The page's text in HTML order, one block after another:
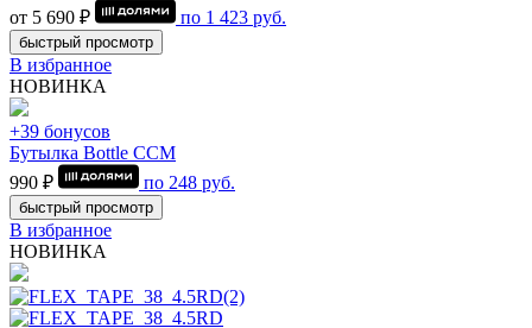
от 5 690 ₽
по 1 423 руб.
быстрый просмотр
В избранное
НОВИНКА
+39 бонусов
Бутылка Bottle CCM
990 ₽
по 248 руб.
быстрый просмотр
В избранное
НОВИНКА